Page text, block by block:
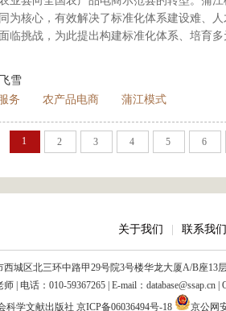
为核心，有效解决了标准化体系建设难、
临挑战，为此提出构建标准化体系、培育
雪
务 农产品电商 蒲江模式
1 2 3 4 5 6
关于我们 联系我们
城区北三环中路甲29号院3号楼华龙大厦A/B座13
| 电话：010-59367265 | E-mail：database@ssap.cn
科学文献出版社 京ICP备06036494号-18
京公网